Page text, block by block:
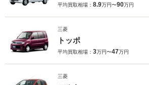
平均買取相場： 8.9万円〜90万円
三菱
トッポ
平均買取相場： 3万円〜47万円
三菱